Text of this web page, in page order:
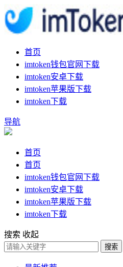
首页
imtoken钱包官网下载
imtoken安卓下载
imtoken苹果版下载
imtoken下载
导航
首页
首页
imtoken钱包官网下载
imtoken安卓下载
imtoken苹果版下载
imtoken下载
搜索 收起
搜索